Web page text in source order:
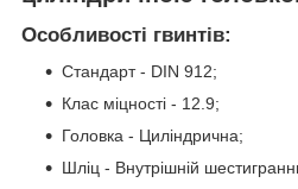
Особливості гвинтів:
Стандарт - DIN 912;
Клас міцності - 12.9;
Головка - Циліндрична;
Шліц - Внутрішній